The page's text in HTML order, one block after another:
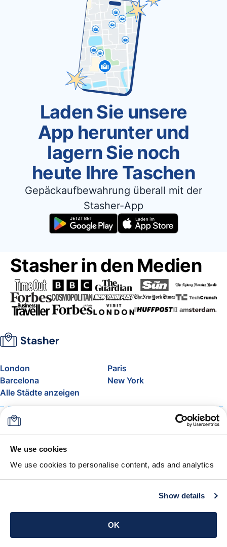
We use cookies
We use cookies to personalise content, ads and analytics
Show details
OK
Laden Sie unsere
App herunter und
lagern Sie noch
heute Ihre Taschen
Gepäckaufbewahrung überall mit der
Stasher-App
Stasher in den Medien
London
Paris
Barcelona
New York
Alle Städte anzeigen
Über uns
FAQ
Support
Blog
Freigepäck bei Airlines
Die Stasher-Garantie
AGB
App holen